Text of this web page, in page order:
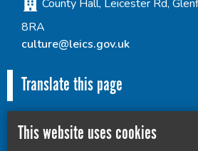
County Hall, Leicester Rd,
8RA
culture@leics.gov.uk
Translate this page
This website uses cookies